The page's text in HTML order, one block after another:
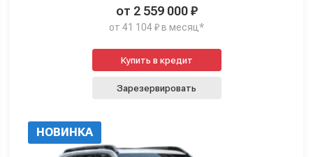
от 2 559 000 ₽
от 41 104 ₽ в месяц*
Купить в кредит
Зарезервировать
НОВИНКА